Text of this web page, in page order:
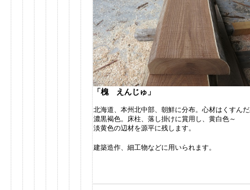
「槐 えんじゅ」
北海道、本州北中部、朝鮮に分布。心材はくすん
濃黒褐色。床柱、落し掛けに賞用し、黄白色～
淡黄色の辺材を源平に残します。
建築造作、細工物などに用いられます。